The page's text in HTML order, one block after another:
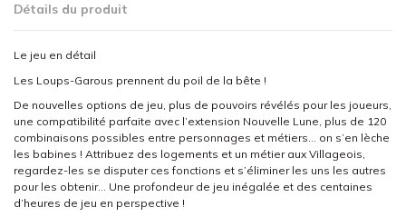
Détails du produit
Le jeu en détail
Les Loups-Garous prennent du poil de la bête !
De nouvelles options de jeu, plus de pouvoirs révélés pour les joueurs,
une compatibilité parfaite avec l’extension Nouvelle Lune, plus de 120
combinaisons possibles entre personnages et métiers… on s’en lèche
les babines ! Attribuez des logements et un métier aux Villageois,
regardez-les se disputer ces fonctions et s’éliminer les uns les autres
pour les obtenir… Une profondeur de jeu inégalée et des centaines
d’heures de jeu en perspective !